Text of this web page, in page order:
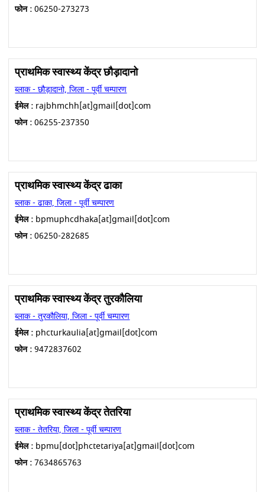
फोन :06250-273273
प्राथमिक स्वास्थ्य केंद्र छौड़ादानो
ब्लाक - छौड़ादानो, जिला - पूर्वी चम्पारण
ईमेल : rajbhmchh[at]gmail[dot]com
फोन :06255-237350
प्राथमिक स्वास्थ्य केंद्र ढाका
ब्लाक - ढाका, जिला - पूर्वी चम्पारण
ईमेल : bpmuphcdhaka[at]gmail[dot]com
फोन :06250-282685
प्राथमिक स्वास्थ्य केंद्र तुरकौलिया
ब्लाक - तुरकौलिया, जिला - पूर्वी चम्पारण
ईमेल : phcturkaulia[at]gmail[dot]com
फोन :9472837602
प्राथमिक स्वास्थ्य केंद्र तेतरिया
ब्लाक - तेतरिया, जिला - पूर्वी चम्पारण
ईमेल : bpmu[dot]phctetariya[at]gmail[dot]com
फोन :7634865763